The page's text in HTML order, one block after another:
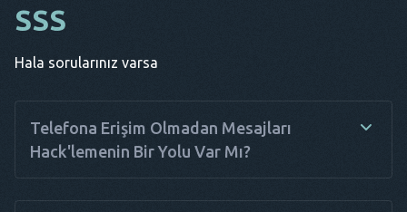
SSS
Hala sorularınız varsa
Telefona Erişim Olmadan Mesajları
Hack'lemenin Bir Yolu Var Mı?
Web tabanlı algoritmalar, telefon hack'leme uygulamalarını,